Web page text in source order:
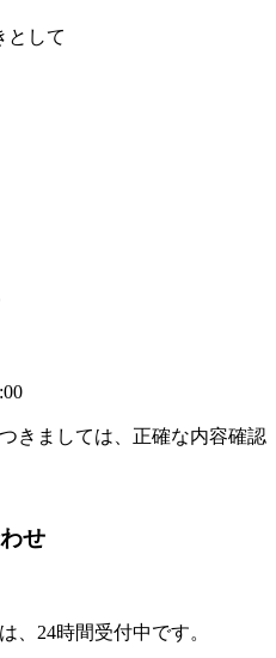
として
きましては、正確な内容確認
せ
、24時間受付中です。